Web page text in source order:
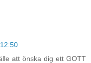
att önska dig ett GOTT